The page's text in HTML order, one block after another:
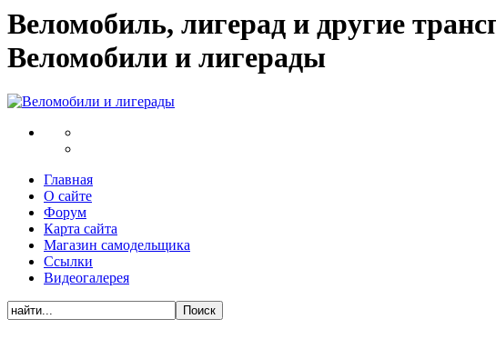
Веломобиль, лигерад и другие
Веломобили и лигерады
Главная
О сайте
Форум
Карта сайта
Магазин самодельщика
Ссылки
Видеогалерея